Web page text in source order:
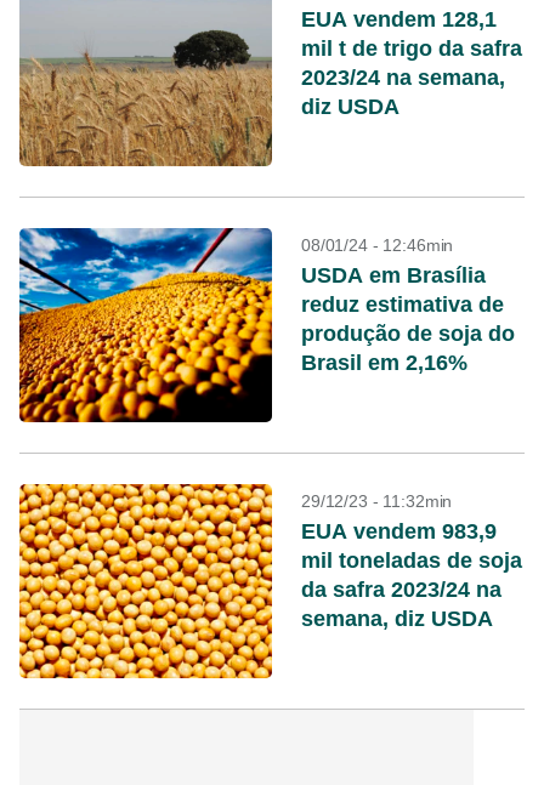
EUA vendem 128,1
mil t de trigo da safra
2023/24 na semana,
diz USDA
08/01/24 - 12:46min
USDA em Brasília
reduz estimativa de
produção de soja do
Brasil em 2,16%
29/12/23 - 11:32min
EUA vendem 983,9
mil toneladas de soja
da safra 2023/24 na
semana, diz USDA